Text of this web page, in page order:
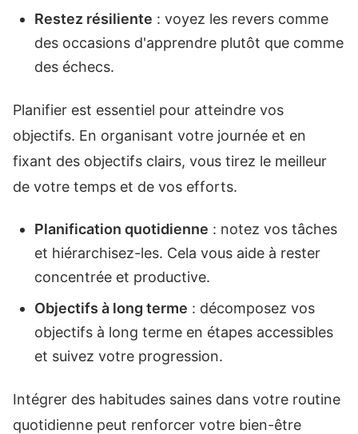
Restez résiliente : voyez les revers comme
des occasions d'apprendre plutôt que comme
des échecs.
Planifier est essentiel pour atteindre vos
objectifs. En organisant votre journée et en
fixant des objectifs clairs, vous tirez le meilleur
de votre temps et de vos efforts.
Planification quotidienne : notez vos tâches
et hiérarchisez-les. Cela vous aide à rester
concentrée et productive.
Objectifs à long terme : décomposez vos
objectifs à long terme en étapes accessibles
et suivez votre progression.
Intégrer des habitudes saines dans votre routine
quotidienne peut renforcer votre bien-être